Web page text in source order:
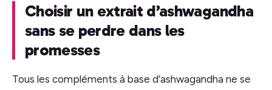
Choisir un extrait d’ashwagandha
sans se perdre dans les
promesses
Tous les compléments à base d’ashwagandha ne se